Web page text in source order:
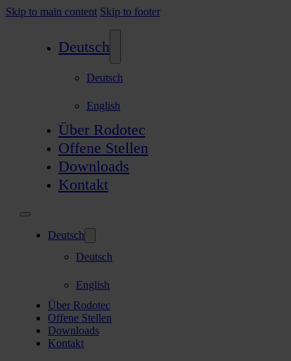
Skip to main content Skip to footer
Deutsch
Deutsch
English
Über Rodotec
Offene Stellen
Downloads
Kontakt
Deutsch
Deutsch
English
Über Rodotec
Offene Stellen
Downloads
Kontakt